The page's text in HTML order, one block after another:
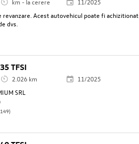
km - la cerere
11/2025
revanzare. Acest autovehicul poate fi
dvs.
TFSI
2.026 km
11/2025
SRL